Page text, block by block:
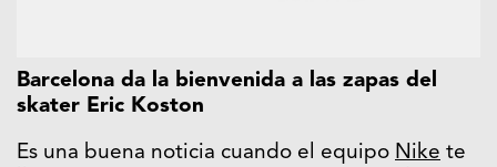
Barcelona da la bienvenida a las zapas del
skater Eric Koston
Es una buena noticia cuando el equipo Nike te